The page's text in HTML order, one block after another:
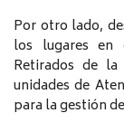
Por otro lado,
los lugares en
Retirados de
unidades de
para la gestión